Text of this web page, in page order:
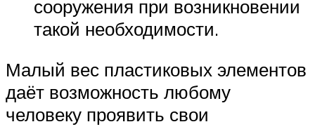
сооружения при возникновении
такой необходимости.
Малый вес пластиковых элементов
даёт возможность любому
человеку проявить свои